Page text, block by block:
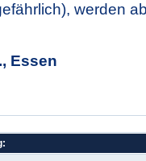
werden
Essen